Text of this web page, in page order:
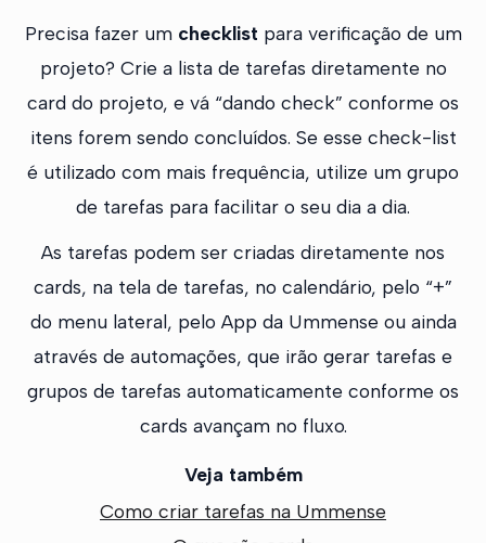
Precisa fazer um checklist para verificação de um
projeto? Crie a lista de tarefas diretamente no
card do projeto, e vá “dando check” conforme os
itens forem sendo concluídos. Se esse check-list
é utilizado com mais frequência, utilize um grupo
de tarefas para facilitar o seu dia a dia.
As tarefas podem ser criadas diretamente nos
cards, na tela de tarefas, no calendário, pelo “+”
do menu lateral, pelo App da Ummense ou ainda
através de automações, que irão gerar tarefas e
grupos de tarefas automaticamente conforme os
cards avançam no fluxo.
Veja também
Como criar tarefas na Ummense